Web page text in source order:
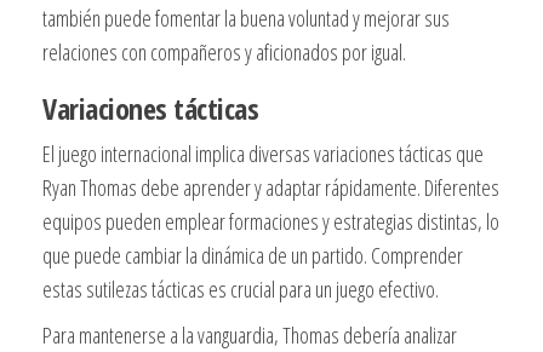
también puede fomentar la buena voluntad y mejorar sus
relaciones con compañeros y aficionados por igual.
Variaciones tácticas
El juego internacional implica diversas variaciones tácticas que
Ryan Thomas debe aprender y adaptar rápidamente. Diferentes
equipos pueden emplear formaciones y estrategias distintas, lo
que puede cambiar la dinámica de un partido. Comprender
estas sutilezas tácticas es crucial para un juego efectivo.
Para mantenerse a la vanguardia, Thomas debería analizar